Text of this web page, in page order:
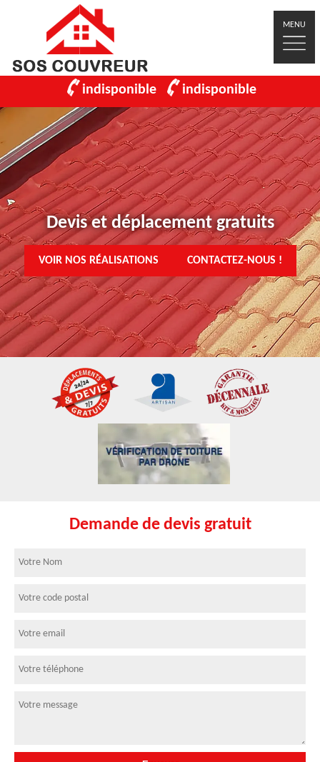
MENU
indisponible indisponible
Devis et déplacement gratuits
VOIR NOS RÉALISATIONS CONTACTEZ-NOUS !
Demande de devis gratuit